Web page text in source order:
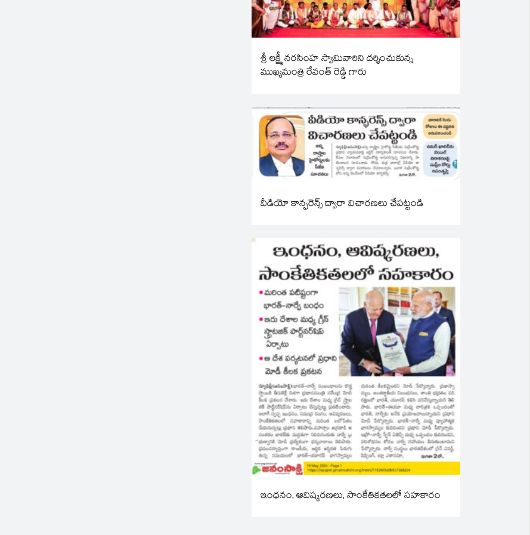
శ్రీ లక్ష్మీ నరసింహ స్వామివారిని దర్శించుకున్న
ముఖ్యమంత్రి రేవంత్ రెడ్డి గారు
వీడియో కాన్ఫరెన్స్ ద్వారా విచారణలు చేపట్టండి
ఇంధనం, ఆవిష్కరణలు, సాంకేతికతలలో సహకారం